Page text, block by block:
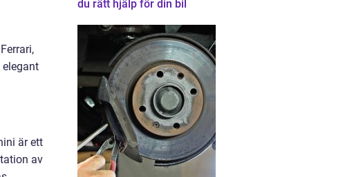
är ett
av
du rätt hjälp för din bil